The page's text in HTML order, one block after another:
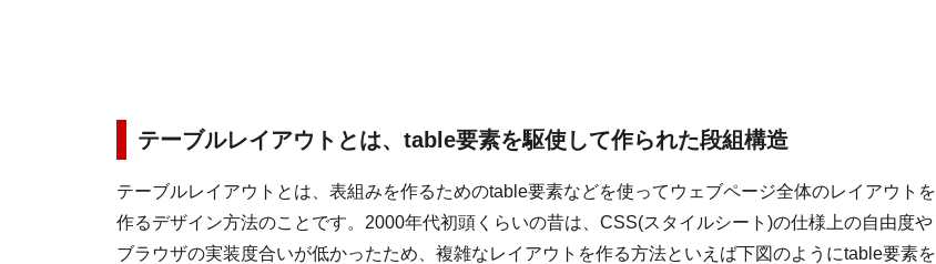
テーブルレイアウトとは、table要素を駆使して作られた段組構造
テーブルレイアウトとは、表組みを作るためのtable要素などを使ってウェブページ全体のレイアウトを
作るデザイン方法のことです。2000年代初頭くらいの昔は、CSS(スタイルシート)の仕様上の自由度や
ブラウザの実装度合いが低かったため、複雑なレイアウトを作る方法といえば下図のようにtable要素を